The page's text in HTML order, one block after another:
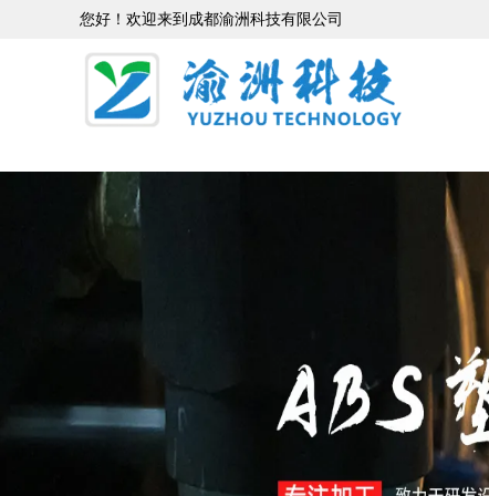
您好！欢迎来到成都渝洲科技有限公司